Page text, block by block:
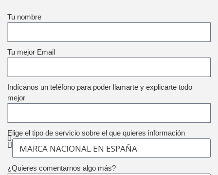
Tu nombre
Tu mejor Email
Indícanos un teléfono para poder llamarte y explicarte todo
mejor
Elige el tipo de servicio sobre el que quieres información
¿Quieres comentarnos algo más?